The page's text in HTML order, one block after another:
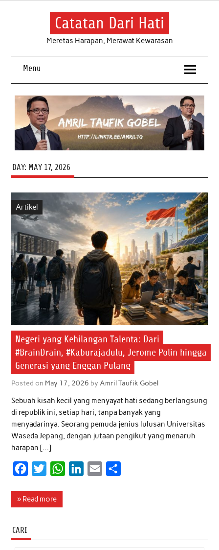
Skip
Catatan Dari Hati
Meretas Harapan, Merawat Kewarasan
Menu
DAY: MAY 17, 2026
Artikel
Negeri yang Kehilangan Talenta: Dari
#BrainDrain, #Kaburajadulu, Jerome Polin hingga
Generasi yang Enggan Pulang
Posted on May 17, 2026 by Amril Taufik Gobel
Sebuah kisah kecil yang menyayat hati sedang berlangsung
di republik ini, setiap hari, tanpa banyak yang
menyadarinya. Seorang pemuda jenius lulusan Universitas
Waseda Jepang, dengan jutaan pengikut yang menaruh
harapan […]
c
o
i
e
W
A
d
» Read more
CARI